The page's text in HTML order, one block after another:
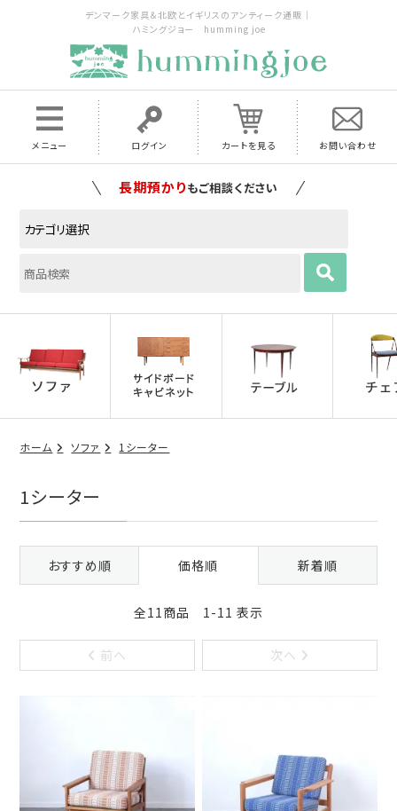
デンマーク家具＆北欧とイギリスのアンティーク通販｜
ハミングジョー humming joe
メニュー ログイン カートを見る お問い合わせ
家具の配送料は全国当店で負担いたします
ホーム ソファ 1シーター
1シーター
おすすめ順 価格順 新着順
全11商品 1-11 表示
前へ 次へ